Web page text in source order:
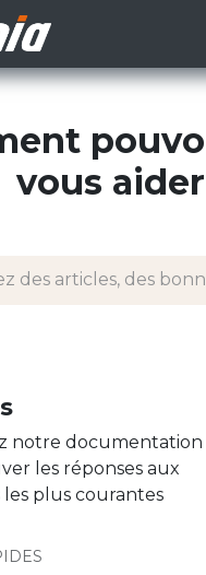
vous
notre documentation
les réponses aux
plus courantes